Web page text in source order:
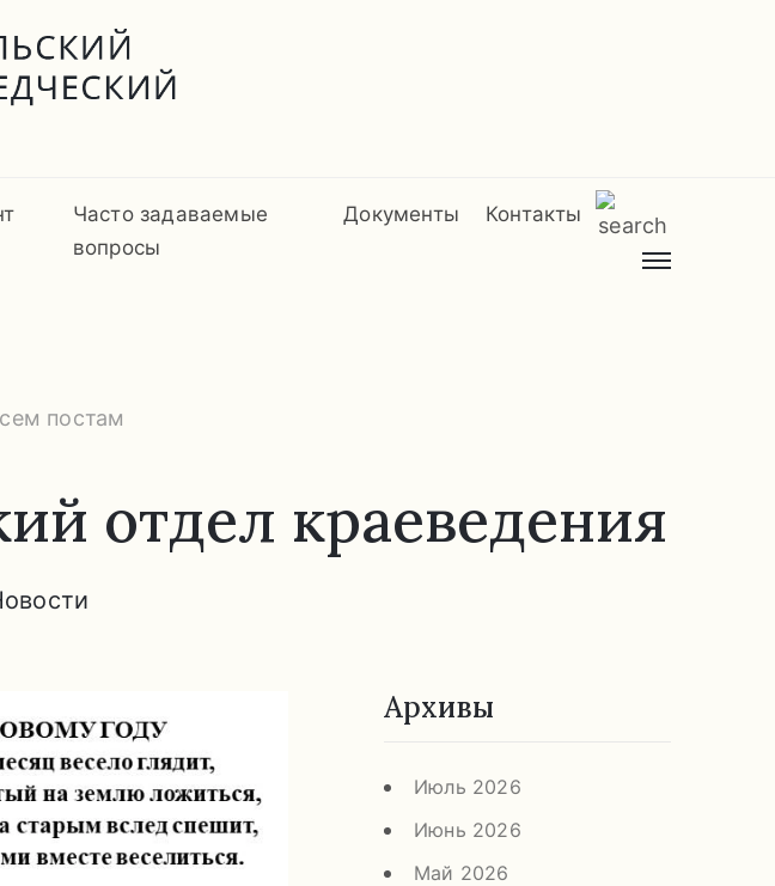
Часто задаваемые
вопросы
Документы Контакты
постам
отдел краеведения
Архивы
Июль 2026
Июнь 2026
Май 2026